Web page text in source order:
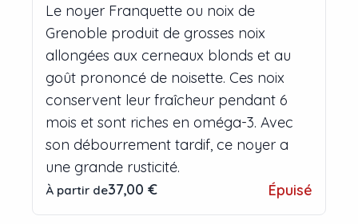
Le noyer Franquette ou noix de
Grenoble produit de grosses noix
allongées aux cerneaux blonds et au
goût prononcé de noisette. Ces noix
conservent leur fraîcheur pendant 6
mois et sont riches en oméga-3. Avec
son débourrement tardif, ce noyer a
une grande rusticité.
À partir de37,00 € Épuisé